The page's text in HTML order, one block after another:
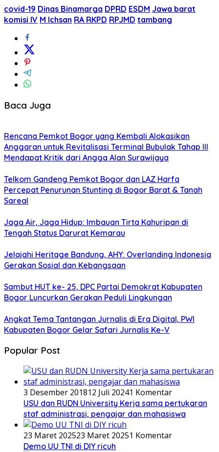
covid-19 Dinas Binamarga DPRD ESDM Jawa barat
komisi IV M Ichsan RA RKPD RPJMD tambang
Baca Juga
Rencana Pemkot Bogor yang Kembali Alokasikan
Anggaran untuk Revitalisasi Terminal Bubulak Tahap III
Mendapat Kritik dari Angga Alan Surawijaya
Telkom Gandeng Pemkot Bogor dan LAZ Harfa
Percepat Penurunan Stunting di Bogor Barat & Tanah
Sareal
Jaga Air, Jaga Hidup: Imbauan Tirta Kahuripan di
Tengah Status Darurat Kemarau
Jelajahi Heritage Bandung, AHY: Overlanding Indonesia
Gerakan Sosial dan Kebangsaan
Sambut HUT ke- 25, DPC Partai Demokrat Kabupaten
Bogor Luncurkan Gerakan Peduli Lingkungan
Angkat Tema Tantangan Jurnalis di Era Digital, PWI
Kabupaten Bogor Gelar Safari Jurnalis Ke-V
Popular Post
3 Desember 201812 Juli 20241 Komentar
USU dan RUDN University Kerja sama pertukaran
staf administrasi, pengajar dan mahasiswa
23 Maret 202523 Maret 20251 Komentar
Demo UU TNI di DIY ricuh